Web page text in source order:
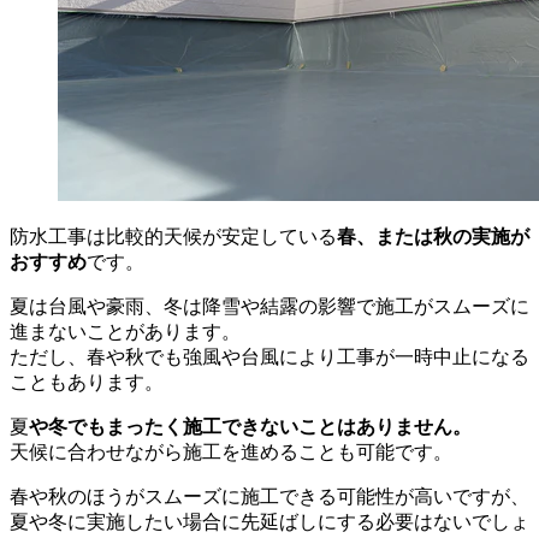
防水工事は比較的天候が安定している春、または秋の実施が
おすすめです。
夏は台風や豪雨、冬は降雪や結露の影響で施工がスムーズに
進まないことがあります。
ただし、春や秋でも強風や台風により工事が一時中止になる
こともあります。
夏や冬でもまったく施工できないことはありません。
天候に合わせながら施工を進めることも可能です。
春や秋のほうがスムーズに施工できる可能性が高いですが、
夏や冬に実施したい場合に先延ばしにする必要はないでしょ